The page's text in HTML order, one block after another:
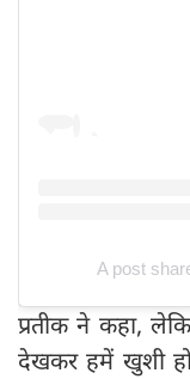
A post
प्रतीक ने कहा,
देखकर हमें खुशी